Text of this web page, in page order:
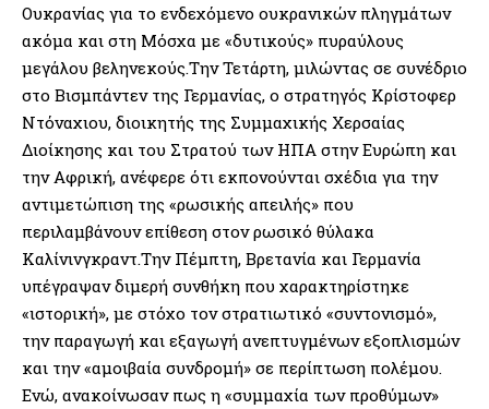
Ουκρανίας για το ενδεχόμενο ουκρανικών πληγμάτων
ακόμα και στη Μόσχα με «δυτικούς» πυραύλους
μεγάλου βεληνεκούς.Την Τετάρτη, μιλώντας σε συνέδριο
στο Βισμπάντεν της Γερμανίας, ο στρατηγός Κρίστοφερ
Ντόναχιου, διοικητής της Συμμαχικής Χερσαίας
Διοίκησης και του Στρατού των ΗΠΑ στην Ευρώπη και
την Αφρική, ανέφερε ότι εκπονούνται σχέδια για την
αντιμετώπιση της «ρωσικής απειλής» που
περιλαμβάνουν επίθεση στον ρωσικό θύλακα
Καλίνινγκραντ.Την Πέμπτη, Βρετανία και Γερμανία
υπέγραψαν διμερή συνθήκη που χαρακτηρίστηκε
«ιστορική», με στόχο τον στρατιωτικό «συντονισμό»,
την παραγωγή και εξαγωγή ανεπτυγμένων εξοπλισμών
και την «αμοιβαία συνδρομή» σε περίπτωση πολέμου.
Ενώ, ανακοίνωσαν πως η «συμμαχία των προθύμων»